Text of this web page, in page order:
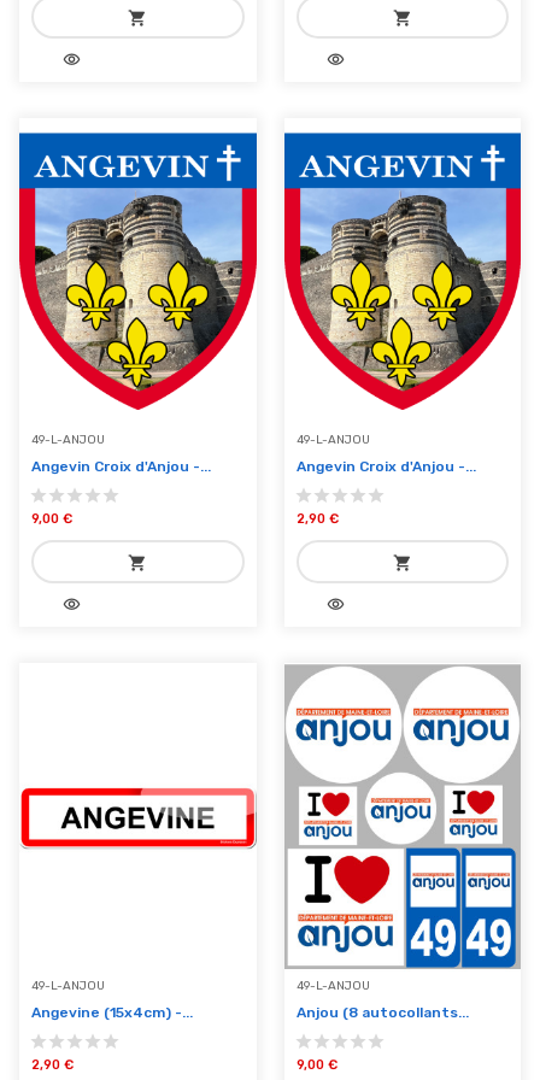
shopping_cart
add_shopping_cartvisibility
shopping_cart
add_shopping_cartvisibility
49-L-ANJOU
Angevin Croix d'Anjou -...
9,00 €
shopping_cart
add_shopping_cartvisibility
49-L-ANJOU
Angevin Croix d'Anjou -...
2,90 €
shopping_cart
add_shopping_cartvisibility
49-L-ANJOU
Angevine (15x4cm) -...
2,90 €
49-L-ANJOU
Anjou (8 autocollants...
9,00 €